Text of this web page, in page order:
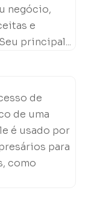
negócio,
e
principal...
de
de uma
é usado por
para
como